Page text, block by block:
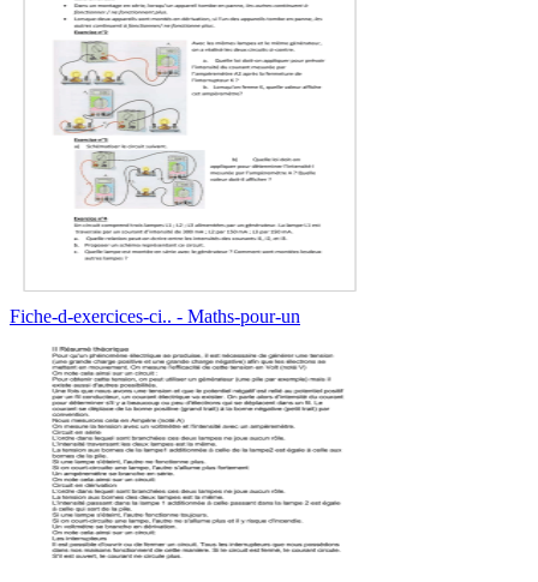
Fiche-d-exercices-ci.. - Maths-pour-un